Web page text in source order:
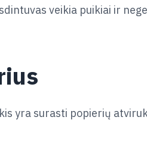
veikia puikiai ir
yra surasti popierių